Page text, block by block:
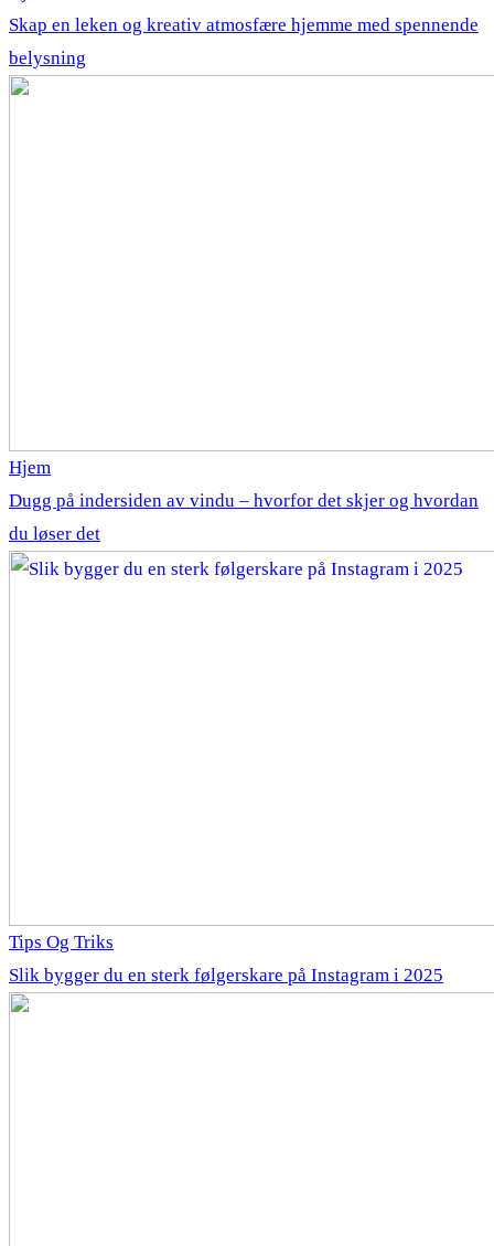
Skap en leken og kreativ atmosfære hjemme med spennende
belysning
Hjem
Dugg på indersiden av vindu – hvorfor det skjer og hvordan
du løser det
Tips Og Triks
Slik bygger du en sterk følgerskare på Instagram i 2025